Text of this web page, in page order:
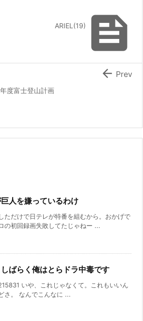

ARIEL(19)
度富士登山計画
 Prev
人を嫌っているわけ
ただけで日テレが特番を組むから。おかげで
の初回録画失敗してたじゃねー ...
ばらく俺はとらドラ中毒です
いや、これじゃなくて。これもいいん
さ。 なんでこんなに ...